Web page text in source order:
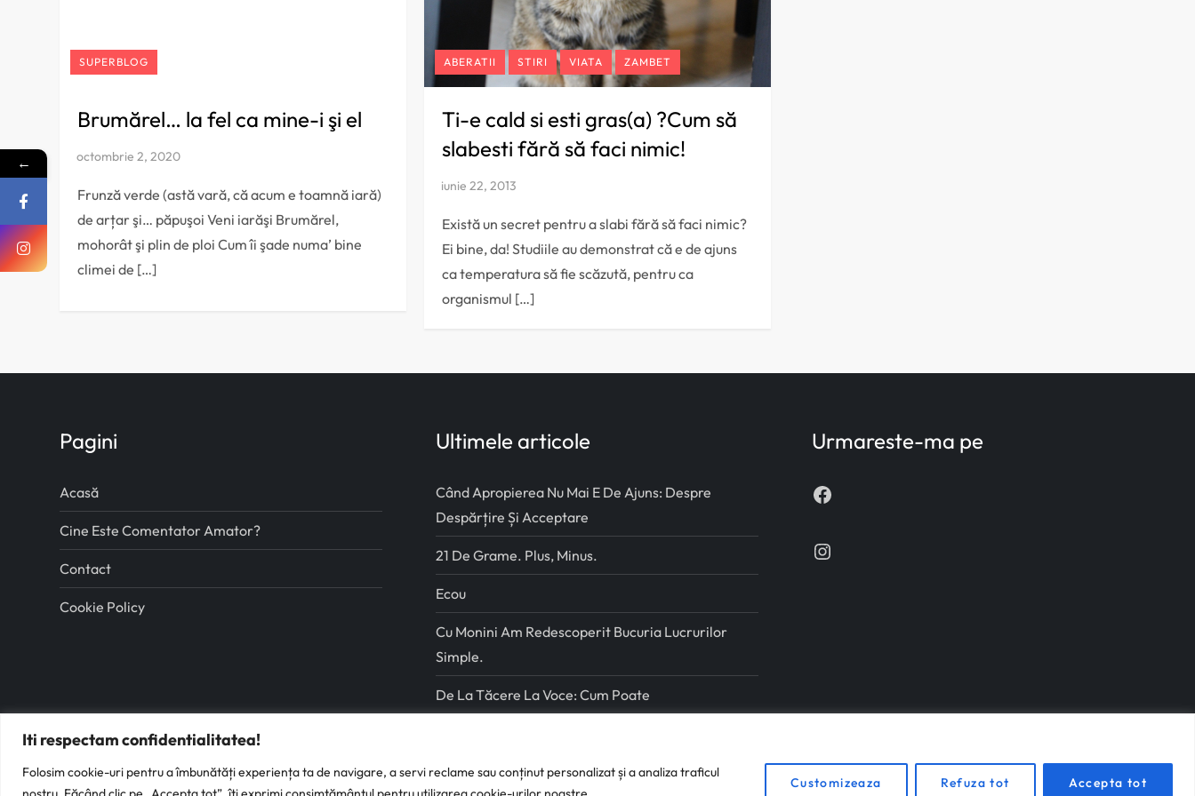
Iti respectam confidentialitatea!
Folosim cookie-uri pentru a îmbunătăți experiența ta de navigare, a servi reclame sau conținut personalizat și a analiza traficul
Customizeaza Refuza tot Accepta tot
SUPERBLOG
Brumărel… la fel ca mine-i şi el
Frunză verde (astă vară, că acum e toamnă iară)
de arțar şi… păpuşoi Veni iarăşi Brumărel,
mohorât şi plin de ploi Cum îi şade numa’ bine
climei de […]
ABERATII STIRI VIATA ZAMBET
Ti-e cald si esti gras(a) ?Cum să
slabesti fără să faci nimic!
Există un secret pentru a slabi fără să faci nimic?
Ei bine, da! Studiile au demonstrat că e de ajuns
ca temperatura să fie scăzută, pentru ca
organismul […]
Pagini
Acasă
Cine Este Comentator Amator?
Contact
Cookie Policy
Ultimele articole
Când Apropierea Nu Mai E De Ajuns: Despre
Despărțire Și Acceptare
21 De Grame. Plus, Minus.
Ecou
Cu Monini Am Redescoperit Bucuria Lucrurilor
Simple.
De La Tăcere La Voce: Cum Poate
Antreprenoriatul Să Schimbe Școala Românească
Urmareste-ma pe
←